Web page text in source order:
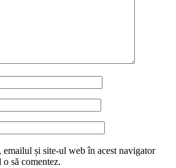
emailul și site-ul web în acest navigator
să comentez.